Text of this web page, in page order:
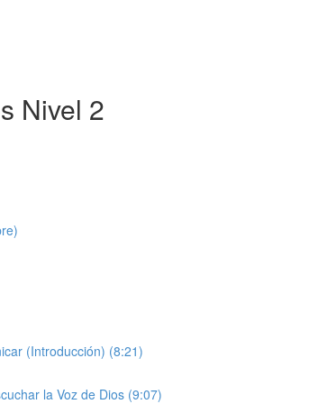
Nivel 2
(Introducción) (8:21)
la Voz de Dios (9:07)